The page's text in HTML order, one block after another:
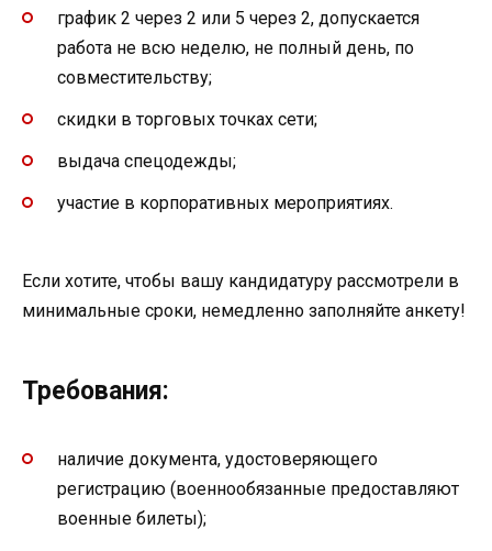
график 2 через 2 или 5 через 2, допускается
работа не всю неделю, не полный день, по
совместительству;
скидки в торговых точках сети;
выдача спецодежды;
участие в корпоративных мероприятиях.
Если хотите, чтобы вашу кандидатуру рассмотрели в
минимальные сроки, немедленно заполняйте анкету!
Требования:
наличие документа, удостоверяющего
регистрацию (военнообязанные предоставляют
военные билеты);